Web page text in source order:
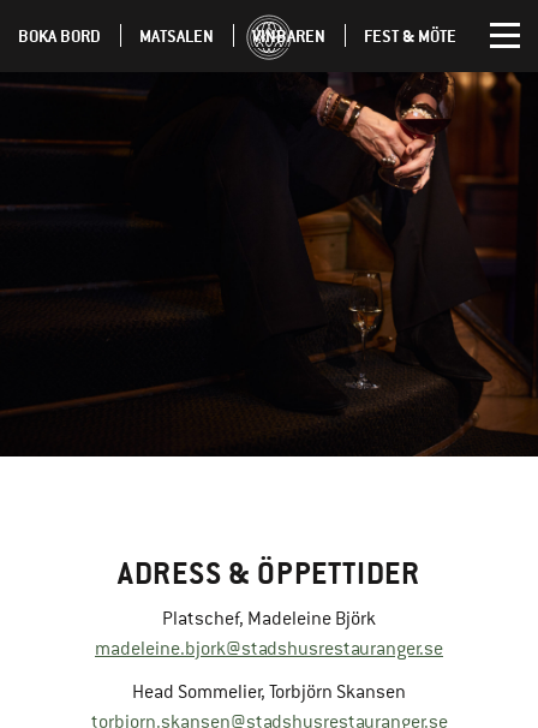
BOKA BORD MATSALEN VINBAREN FEST & MÖTE
ADRESS & ÖPPETTIDER
Platschef, Madeleine Björk
madeleine.bjork@stadshusrestauranger.se
Head Sommelier, Torbjörn Skansen
torbjorn.skansen@stadshusrestauranger.se